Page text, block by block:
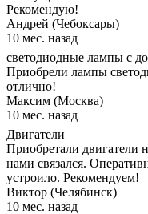
Рекомендую!
Андрей (Чебоксары)
10 мес. назад
светодиодные лампы с
Приобрели лампы
отлично!
Максим (Москва)
10 мес. назад
Двигатели
Приобретали двигатели
нами связался.
устроило. Рекомендуем!
Виктор (Челябинск)
10 мес. назад